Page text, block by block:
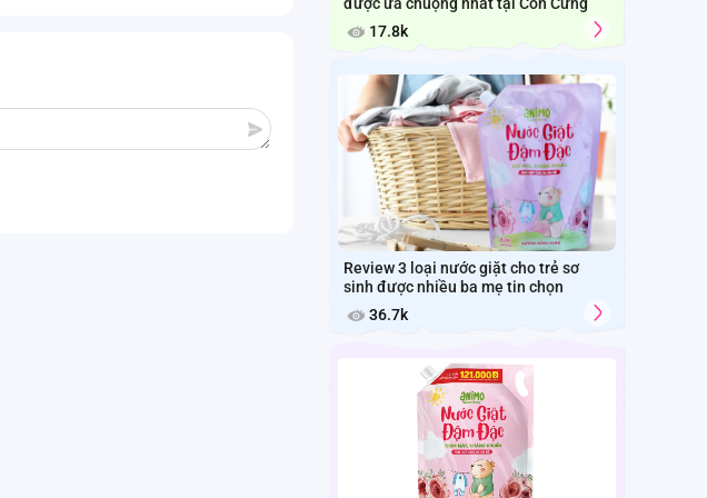
17.8k
Review 3 loại nước giặt cho trẻ sơ
sinh được nhiều ba mẹ tin chọn
36.7k